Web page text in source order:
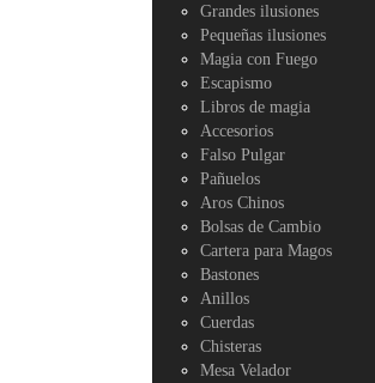
Grandes ilusiones
Pequeñas ilusiones
Magia con Fuego
Escapismo
Libros de magia
Accesorios
Falso Pulgar
Pañuelos
Aros Chinos
Bolsas de Cambio
Cartera para Magos
Bastones
Anillos
Cuerdas
Chisteras
Mesa Velador